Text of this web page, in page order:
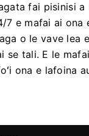
fai pisinisi a
e mafai ai ona
o le vave lea
tali. E le
ona e lafoina